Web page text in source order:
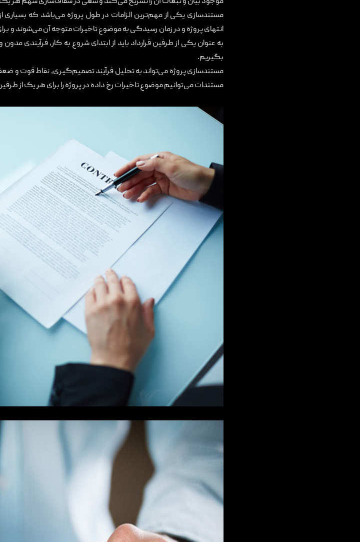
مستندسازی یکی از مهم‌ترین الزامات در طول پروژه می‌باشد که بسیاری از
انتهای پروژه و در زمان رسیدگی به موضوع تاخیرات متوجه آن می‌شوند و
به عنوان یکی از طرفین قرارداد باید از ابتدای شروع به کار، فرآیندی
بگیریم.
مستندسازی پروژه می‌تواند به تحلیل فرآیند تصمیم‌گیری، نقاط قوت و
مستندات می‌توانیم موضوع تاخیرات رخ داده در پروژه را برای هر یک از